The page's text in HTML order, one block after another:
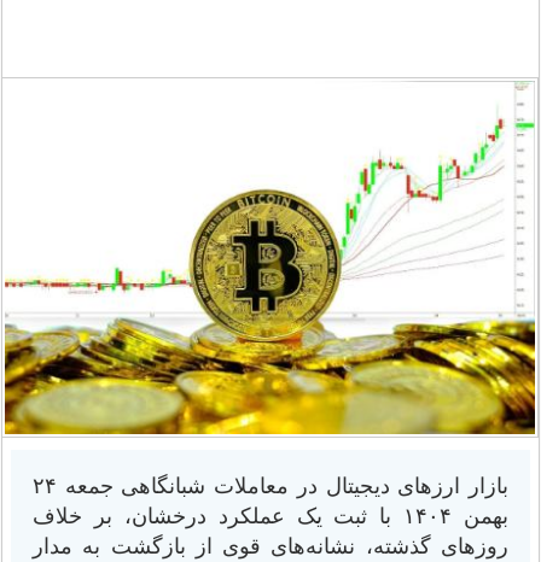
بازار ارزهای دیجیتال در معاملات شبانگاهی جمعه ۲۴
بهمن ۱۴۰۴ با ثبت یک عملکرد درخشان، بر خلاف
روزهای گذشته، نشانه‌های قوی از بازگشت به مدار